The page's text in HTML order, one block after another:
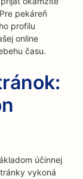
pekáreň
profilu
online
času.
účinnej
vykoná